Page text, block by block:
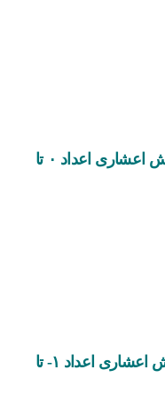
حلزون اعداد برای مقایسه‌ی نمایش اعشاری اعداد ۰ تا
حلزون اعداد برای مقایسه‌ی نمایش اعشاری اعداد ۱- تا